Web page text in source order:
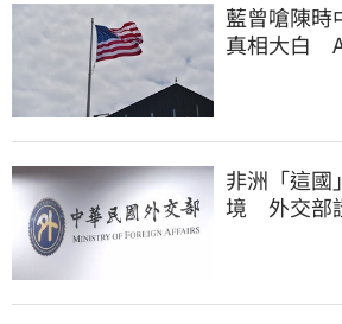
藍曾嗆陳時
真相大白
非洲「這國
境 外交部